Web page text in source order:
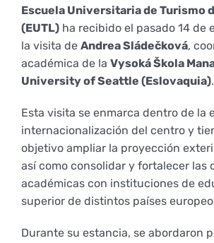
Comisiones
Personal
Empresas
Coordinador y tutores
Renovación acreditación
Memoria verificación
Informes
Impresos y formularios
Documentos
Impresos y formularios
Correo institucional
Delegación de Estudiantes
Estatuto estudiante universitario
Primer Encuentro (2025)
Edición 2025 (UVL 2025)
Edición 2026 (UVL 2026)
Escuela Universitaria de Turismo
(EUTL) ha recibido el pasado 14 de
la visita de Andrea Sládečková,
académica de la Vysoká Škola M
University of Seattle (Eslovaquia).
Esta visita se enmarca dentro de la
internacionalización del centro y
objetivo ampliar la proyección
así como consolidar y fortalecer las
académicas con instituciones de
superior de distintos países
Durante su estancia, se abordaron